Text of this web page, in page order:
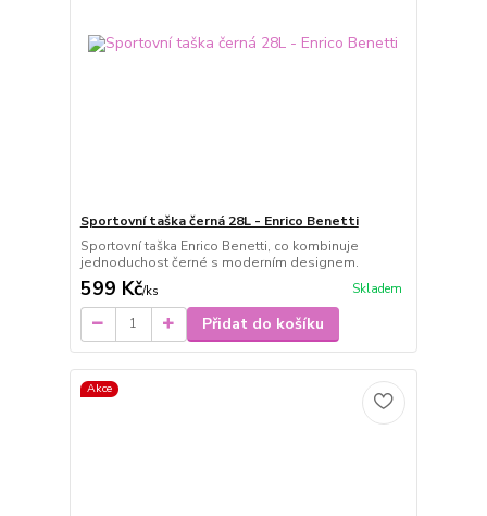
Sportovní taška černá 28L - Enrico Benetti
Sportovní taška Enrico Benetti, co kombinuje
jednoduchost černé s moderním designem.
599 Kč/ks Skladem
Přidat do košíku
Akce